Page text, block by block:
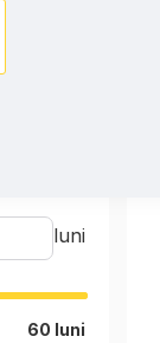
luni
60 luni